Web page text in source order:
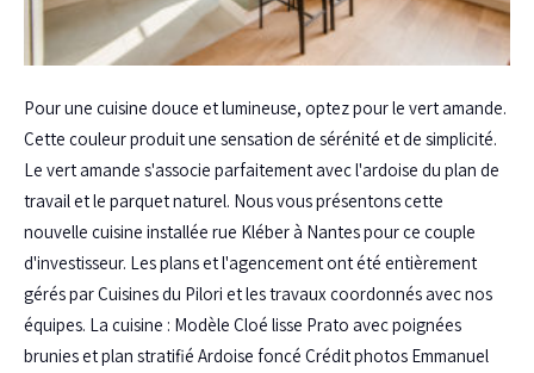
Pour une cuisine douce et lumineuse, optez pour le vert amande.
Cette couleur produit une sensation de sérénité et de simplicité.
Le vert amande s'associe parfaitement avec l'ardoise du plan de
travail et le parquet naturel. Nous vous présentons cette
nouvelle cuisine installée rue Kléber à Nantes pour ce couple
d'investisseur. Les plans et l'agencement ont été entièrement
gérés par Cuisines du Pilori et les travaux coordonnés avec nos
équipes. La cuisine : Modèle Cloé lisse Prato avec poignées
brunies et plan stratifié Ardoise foncé Crédit photos Emmanuel